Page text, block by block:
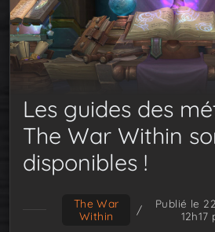
Les guides des
The War Within
disponibles !
The War
Within
/
Publié le
12h17